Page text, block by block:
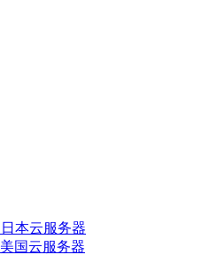
日本云服务器
美国云服务器